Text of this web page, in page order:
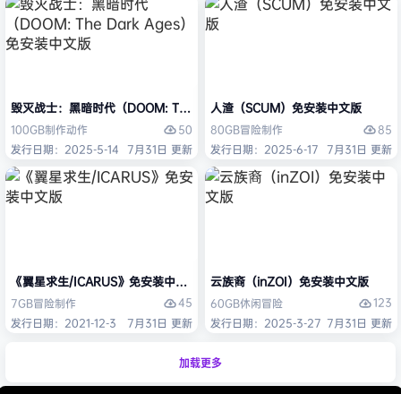
毁灭战士：黑暗时代（DOOM: The Dark Ages）免安装中文版
100GB制作动作
50
发行日期：2025-5-14 7月31日 更新
人渣（SCUM）免安装中文版
80GB冒险制作
85
发行日期：2025-6-17 7月31日 更新
《翼星求生/ICARUS》免安装中文版
7GB冒险制作
45
发行日期：2021-12-3
7月31日 更新
云族裔（inZOI）免安装中文版
60GB休闲冒险
123
发行日期：2025-3-27 7月31日 更新
加载更多